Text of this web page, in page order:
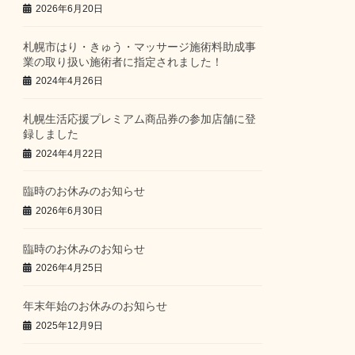
2026年6月20日
札幌市はり・きゅう・マッサージ施術料助成事
業の取り扱い施術者に指定されました！
2024年4月26日
札幌生活応援プレミアム商品券の参加店舗に登
録しました
2024年4月22日
臨時のお休みのお知らせ
2026年6月30日
臨時のお休みのお知らせ
2026年4月25日
年末年始のお休みのお知らせ
2025年12月9日